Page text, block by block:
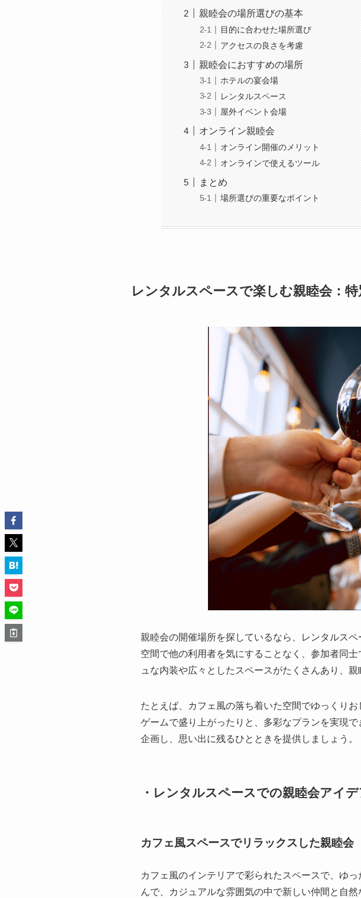
親睦会の場所選びの基本
目的に合わせた場所選び
アクセスの良さを考慮
親睦会におすすめの場所
ホテルの宴会場
レンタルスペース
屋外イベント会場
オンライン親睦会
オンライン開催のメリット
オンラインで使えるツール
まとめ
場所選びの重要なポイント
レンタルスペースで楽しむ親睦会：
親睦会の開催場所を探しているなら、レンタルス
空間で他の利用者を気にすることなく、参加者同
ュな内装や広々としたスペースがたくさんあり、親
たとえば、カフェ風の落ち着いた空間でゆっくり
ゲームで盛り上がったりと、多彩なプランを実現
企画し、思い出に残るひとときを提供しましょう。
・レンタルスペースでの親睦会アイデ
カフェ風スペースでリラックスした親睦会
カフェ風のインテリアで彩られたスペースで、ゆ
んで、カジュアルな雰囲気の中で新しい仲間と自